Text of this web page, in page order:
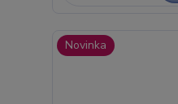
Novinka